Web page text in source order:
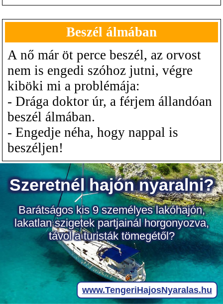
Beszél álmában
A nő már öt perce beszél, az orvost
nem is engedi szóhoz jutni, végre
kiböki mi a problémája:
- Drága doktor úr, a férjem állandóan
beszél álmában.
- Engedje néha, hogy nappal is
beszéljen!